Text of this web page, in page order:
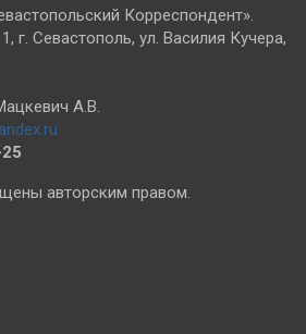
Корреспондент».
г. Севастополь, ул. Василия Кучера,
А.В.
авторским правом.